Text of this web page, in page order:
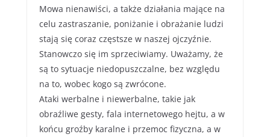
Mowa nienawiści, a także działania mające na
celu zastraszanie, poniżanie i obrażanie ludzi
stają się coraz częstsze w naszej ojczyźnie.
Stanowczo się im sprzeciwiamy. Uważamy, że
są to sytuacje niedopuszczalne, bez względu
na to, wobec kogo są zwrócone.
Ataki werbalne i niewerbalne, takie jak
obraźliwe gesty, fala internetowego hejtu, a w
końcu groźby karalne i przemoc fizyczna, a w